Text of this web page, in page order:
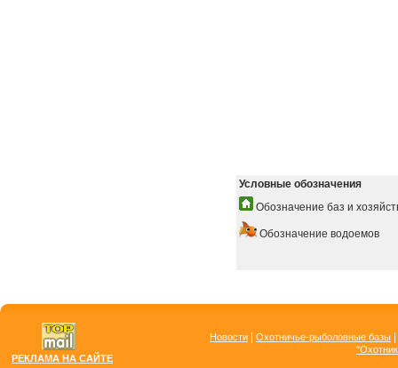
Условные обозначения
Обозначение баз и
Обозначение водоемов
РЕКЛАМА НА САЙТЕ
Новости Охотничье-рыболовные базы